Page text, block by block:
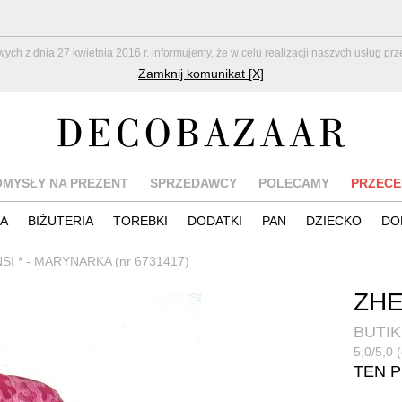
z dnia 27 kwietnia 2016 r. informujemy, że w celu realizacji naszych usług
Zamknij komunikat [X]
NA PREZENT SPRZEDAWCY POLECAMY
BIŻUTERIA TOREBKI DODATKI PAN DZIECKO
* - MARYNARKA (nr 6731417)
5,0/5,0
TEN